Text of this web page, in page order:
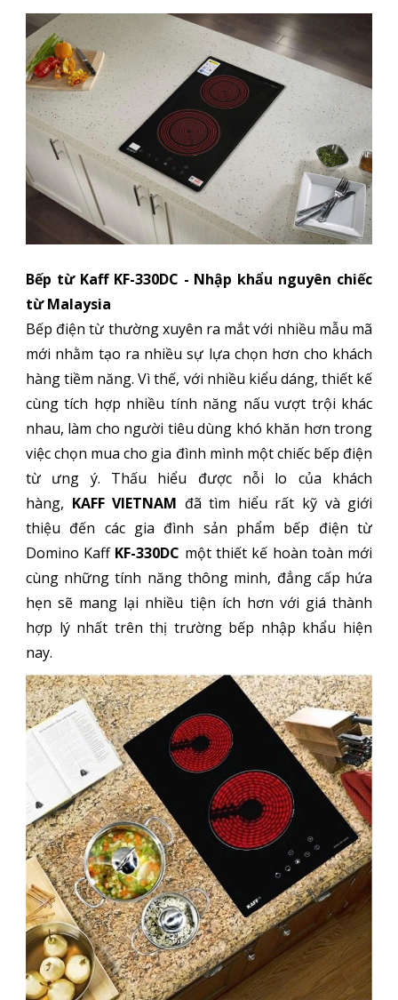
Bếp từ Kaff KF-330DC - Nhập khẩu nguyên chiếc
từ Malaysia
Bếp điện từ thường xuyên ra mắt với nhiều mẫu mã
mới nhằm tạo ra nhiều sự lựa chọn hơn cho khách
hàng tiềm năng. Vì thế, với nhiều kiểu dáng, thiết kế
cùng tích hợp nhiều tính năng nấu vượt trội khác
nhau, làm cho người tiêu dùng khó khăn hơn trong
việc chọn mua cho gia đình mình một chiếc bếp điện
từ ưng ý. Thấu hiểu được nỗi lo của khách
hàng, KAFF VIETNAM đã tìm hiểu rất kỹ và giới
thiệu đến các gia đình sản phẩm bếp điện từ
Domino KaffKF-330DC một thiết kế hoàn toàn mới
cùng những tính năng thông minh, đẳng cấp hứa
hẹn sẽ mang lại nhiều tiện ích hơn với giá thành
hợp lý nhất trên thị trường bếp nhập khẩu hiện
nay.